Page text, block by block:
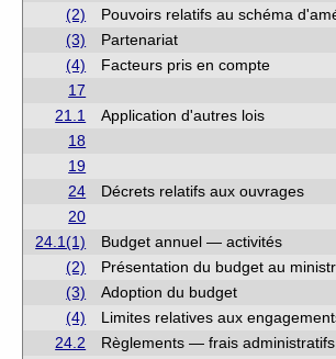
(2)
Pouvoirs relatifs au schéma
(3)
Partenariat
(4)
Facteurs pris en compte
17
21.1
Application d'autres lois
18
19
24
Décrets relatifs aux ouvrages
20
24.1(1)
Budget annuel — activités
(2)
Présentation du budget au
(3)
Adoption du budget
(4)
Limites relatives aux
24.2
Règlements — frais administratifs